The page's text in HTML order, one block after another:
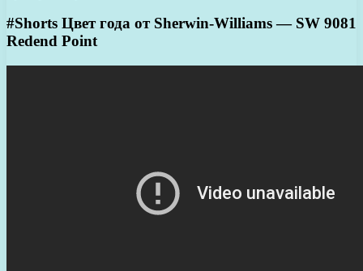
#Shorts Цвет года от Sherwin-Williams — SW 9081
Redend Point